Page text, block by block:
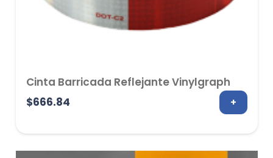
Cinta Barricada Reflejante Vinylgraph
$666.84 +